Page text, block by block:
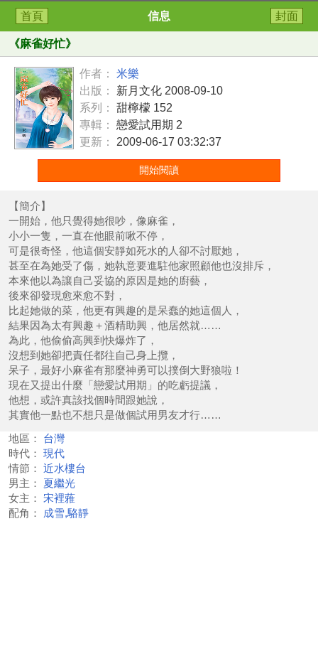
首頁 信息 封面
《麻雀好忙》
作者：
米樂
出版：
新月文化 2008-09-10
系列：
甜檸檬 152
專輯：
戀愛試用期 2
更新：
2009-06-17 03:32:37
開始閱讀
【簡介】
一開始，他只覺得她很吵，像麻雀，
小小一隻，一直在他眼前啾不停，
可是很奇怪，他這個安靜如死水的人卻不討厭她，
甚至在為她受了傷，她執意要進駐他家照顧他也沒排斥，
本來他以為讓自己妥協的原因是她的廚藝，
後來卻發現愈來愈不對，
比起她做的菜，他更有興趣的是呆蠢的她這個人，
結果因為太有興趣＋酒精助興，他居然就……
為此，他偷偷高興到快爆炸了，
沒想到她卻把責任都往自己身上攬，
呆子，最好小麻雀有那麼神勇可以撲倒大野狼啦！
現在又提出什麼「戀愛試用期」的吃虧提議，
他想，或許真該找個時間跟她說，
其實他一點也不想只是做個試用男友才行……
地區：
台灣
時代：
現代
情節：
近水樓台
男主：
夏繼光
女主：
宋裡蕥
配角：
成雪,駱靜